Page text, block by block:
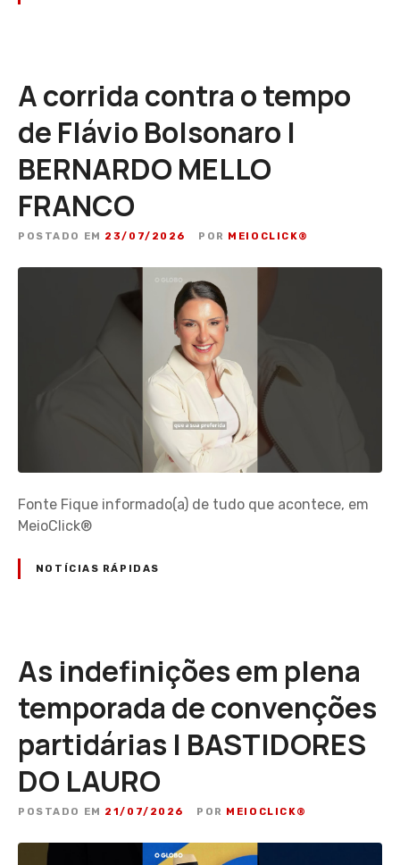
A corrida contra o tempo
de Flávio Bolsonaro |
BERNARDO MELLO
FRANCO
POSTADO EM 23/07/2026 POR MEIOCLICK®
Fonte Fique informado(a) de tudo que acontece, em
MeioClick®
NOTÍCIAS RÁPIDAS
As indefinições em plena
temporada de convenções
partidárias | BASTIDORES
DO LAURO
POSTADO EM 21/07/2026 POR MEIOCLICK®